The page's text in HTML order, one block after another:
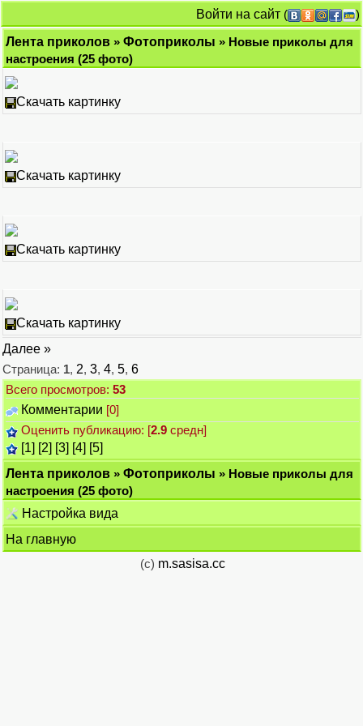
Войти на сайт (
)
Лента приколов » Фотоприколы » Новые приколы для
настроения (25 фото)
Скачать картинку
Скачать картинку
Скачать картинку
Скачать картинку
Далее »
Страница: 1, 2, 3, 4, 5, 6
Всего просмотров: 53
Комментарии [0]
Оценить публикацию: [2.9 средн]
[1] [2] [3] [4] [5]
Лента приколов » Фотоприколы » Новые приколы для
настроения (25 фото)
Настройка вида
На главную
(c) m.sasisa.cc